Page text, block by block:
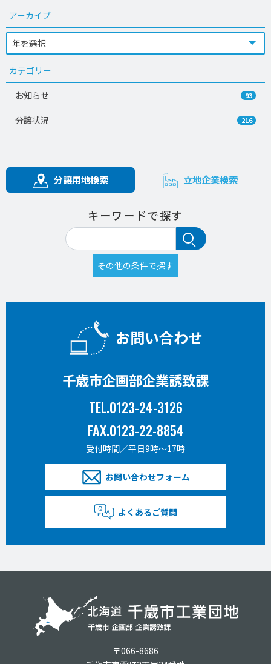
アーカイブ
カテゴリー
お知らせ 93
分譲状況 216
分譲用地検索 立地企業検索
キーワードで探す
お問い合わせ
千歳市企画部企業誘致課
TEL.0123-24-3126
FAX.0123-22-8854
受付時間／平日9時〜17時
お問い合わせフォーム
よくあるご質問
〒066-8686